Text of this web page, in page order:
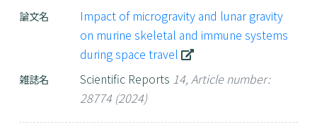
受賞歴
林卓杜（筑波大学大学院 医学学位プロ
グラム(博士課程)）
Students Award（15th Annual
論文名
Impact of microgravity and lunar gravity
on murine skeletal and immune systems
during space travel
雑誌名 Scientific Reports 14, Article number:
28774 (2024)